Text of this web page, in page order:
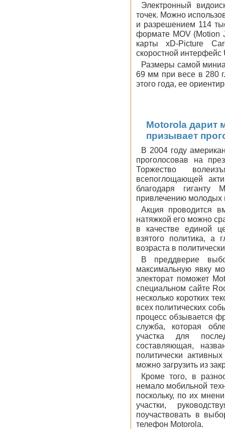
Электронный
точек. Можно
и разрешением 114
формате MOV (Motion
карты xD-Picture
скоростной интерфейс
Размеры самой
69 мм при весе в 280
этого года, ее
Motorola дарит
призывает
В 2004 году
проголосовав на
Торжество
всепоглощающей
благодаря гиганту
привлечению молодых
Акция проводится
натяжкой его можно
в качестве единой
взятого политика, а
возраста в
В преддверие
максимальную явку
электорат поможет
специальном сайте
несколько коротких
всех политических
процесс обзывается
служба, которая
участка для
составляющая,
политически
можно загрузить из
Кроме того, в
немало мобильной
поскольку, по их
участки,
поучаствовать в
телефон Motorola.